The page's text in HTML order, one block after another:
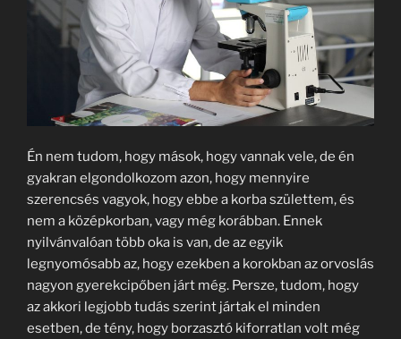
Én nem tudom, hogy mások, hogy vannak vele, de én
gyakran elgondolkozom azon, hogy mennyire
szerencsés vagyok, hogy ebbe a korba születtem, és
nem a középkorban, vagy még korábban. Ennek
nyilvánvalóan több oka is van, de az egyik
legnyomósabb az, hogy ezekben a korokban az orvoslás
nagyon gyerekcipőben járt még. Persze, tudom, hogy
az akkori legjobb tudás szerint jártak el minden
esetben, de tény, hogy borzasztó kiforratlan volt még